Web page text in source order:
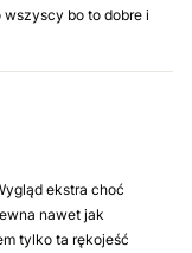
bo to dobre i
ekstra choć
nawet jak
tylko ta rękojeść